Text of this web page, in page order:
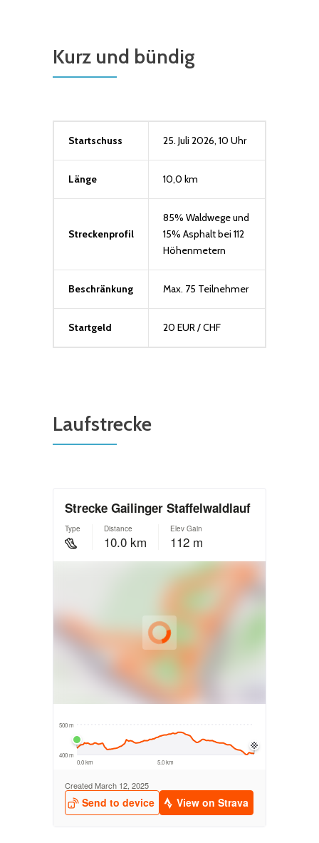
Kurz und bündig
Startschuss 25. Juli 2026, 10 Uhr
Länge 10,0 km
Streckenprofil
85% Waldwege und
15% Asphalt bei 112
Höhenmetern
Beschränkung Max. 75 Teilnehmer
Startgeld 20 EUR / CHF
Laufstrecke